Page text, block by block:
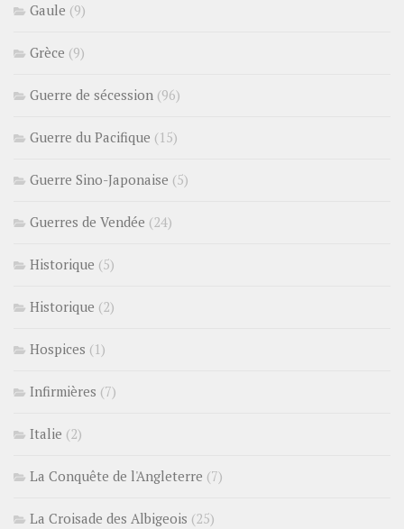
Gaule (9)
Grèce (9)
Guerre de sécession (96)
Guerre du Pacifique (15)
Guerre Sino-Japonaise (5)
Guerres de Vendée (24)
Historique (5)
Historique (2)
Hospices (1)
Infirmières (7)
Italie (2)
La Conquête de l'Angleterre (7)
La Croisade des Albigeois (25)